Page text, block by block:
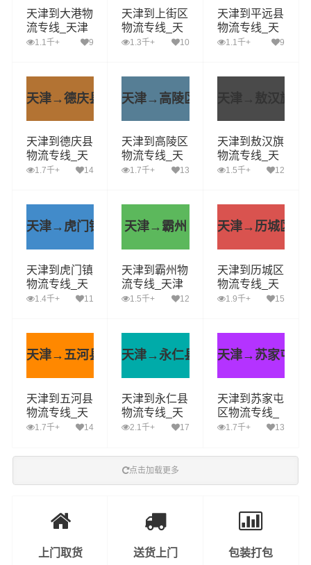
天津到大港物
流专线_天津
到大港货运公
1.1千+ 9
天津到上街区
物流专线_天
津到上街区货
1.3千+ 10
天津到平远县
物流专线_天
津到平远县货
1.1千+ 9
天津→德庆县
天津到德庆县
物流专线_天
津到德庆县货
1.7千+ 14
天津→高陵区
天津到高陵区
物流专线_天
津到高陵区货
1.7千+ 13
天津→敖汉旗
天津到敖汉旗
物流专线_天
津到敖汉旗货
1.5千+ 12
天津→虎门镇
天津到虎门镇
物流专线_天
津到虎门镇货
1.4千+ 11
天津→霸州
天津到霸州物
流专线_天津
到霸州货运公
1.5千+ 12
天津→历城区
天津到历城区
物流专线_天
津到历城区货
1.9千+ 15
天津→五河县
天津到五河县
物流专线_天
津到五河县货
至五河县运输
1.7千+ 14
天津→永仁县
天津到永仁县
物流专线_天
津到永仁县货
至永仁县运输
专线哪家好
2.1千+ 17
天津→苏家屯区
天津到苏家屯
区物流专线_
天津到苏家屯
天津至苏家屯
家好
1.7千+ 13
点击加载更多
上门取货 送货上门 包装打包